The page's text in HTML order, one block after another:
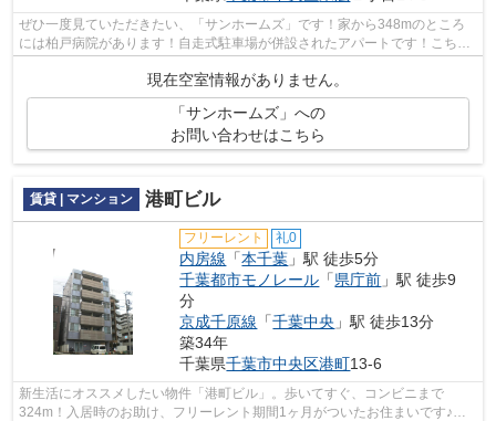
ぜひ一度見ていただきたい、「サンホームズ」です！家から348mのところ
には柏戸病院があります！自走式駐車場が併設されたアパートです！こちら
現在空室情報がありません。
「サンホームズ」への
お問い合わせはこちら
賃貸 | マンション 港町ビル
フリーレント 礼0
内房線 「本千葉 」駅 徒歩5分
千葉都市モノレール 「県庁前 」駅 徒歩9
分
京成千原線 「千葉中央 」駅 徒歩13分
築34年
千葉県千葉市中央区港町13-6
新生活にオススメしたい物件「港町ビル」。歩いてすぐ、コンビニまで
324m！入居時のお助け、フリーレント期間1ヶ月がついたお住まいです♪ペ